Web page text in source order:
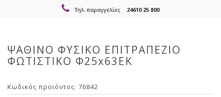
Τηλ. παραγγελίες 24610 25 800
ΨΑΘΙΝΟ ΦΥΣΙΚΟ ΕΠΙΤΡΑΠΕΖΙΟ
ΦΩΤΙΣΤΙΚΟ Φ25x63EK
Κωδικός προϊόντος: 76842